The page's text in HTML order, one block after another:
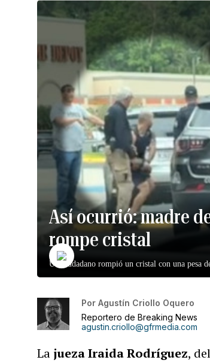
Así ocurrió: madre
rompe cristal
Un ciudadano rompió un cristal con una pesa
Por Agustín Criollo Oquero
Reportero de Breaking News
agustin.criollo@gfrmedia.com
La jueza Iraida Rodríguez, del